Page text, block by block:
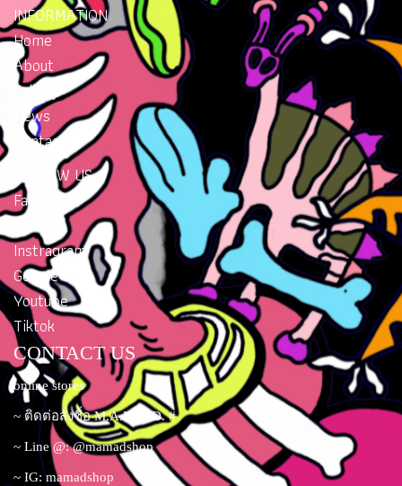
INFORMATION
Home
About
Gallery
News
Contacts
FOLLOW US
Facebook
Twitter
Instragram
Google Plus
Youtube
Tiktok
CONTACT US
online stores
~ ติดต่อสั่งซื้อ M.A.M.A.D. #
~ Line @: @mamadshop
~ IG: mamadshop